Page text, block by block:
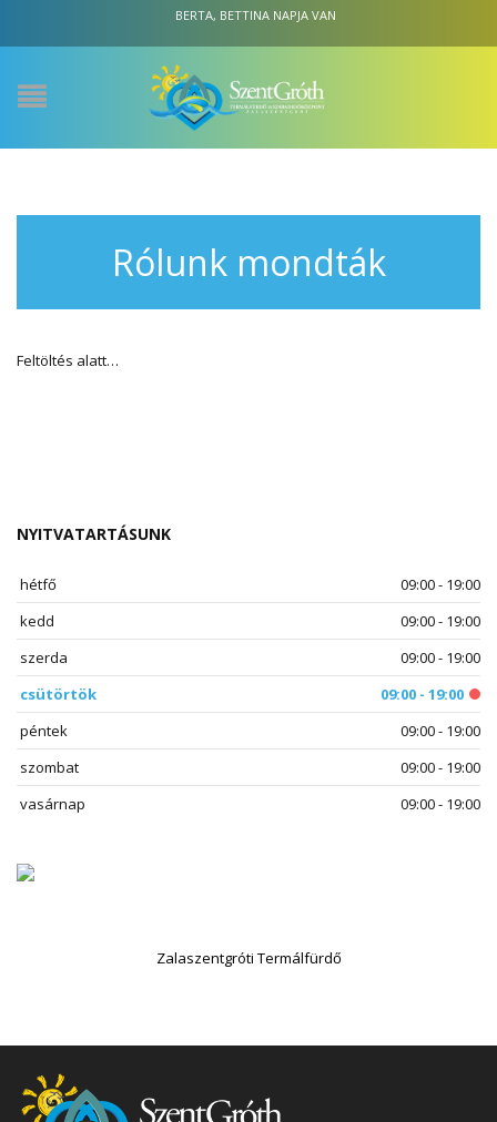
BERTA, BETTINA NAPJA VAN
Rólunk mondták
Feltöltés alatt…
NYITVATARTÁSUNK
hétfő
09:00 - 19:00
kedd
09:00 - 19:00
szerda
09:00 - 19:00
csütörtök
09:00 - 19:00
péntek
09:00 - 19:00
szombat
09:00 - 19:00
vasárnap
09:00 - 19:00
Zalaszentgróti Termálfürdő